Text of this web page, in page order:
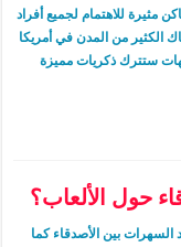
مثيرة للاهتمام لجميع أفراد
الكثير من المدن في أمريكا
ستترك ذكريات مميزة
حول الألعاب؟
بين الأصدقاء كما